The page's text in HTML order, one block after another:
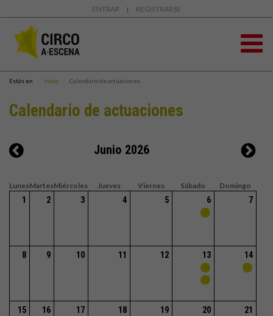
ENTRAR | REGISTRARSE
Estás en Inicio Calendario de actuaciones
Calendario de actuaciones
Junio 2026
LunesMartesMiércoles Jueves Viernes Sábado Domingo
1 2 3 4 5 6 7
8 9 10 11 12 13 14
15 16 17 18 19 20 21